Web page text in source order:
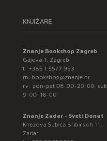
KNJIŽARE
Znanje Bookshop Zagreb
Gajeva 1, Zagreb
t: +385 1 5577 953
m: bookshop@znanje.hr
rv: pon-pet 08:00-20:00; sub
9:00-18:00
Znanje Zadar - Sveti Donat
Knezova Šubića Bribirskih 11,
Zadar